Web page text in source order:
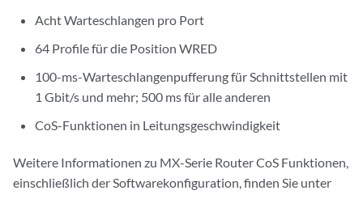
Acht Warteschlangen pro Port
64 Profile für die Position WRED
100-ms-Warteschlangenpufferung für Schnittstellen mit
1 Gbit/s und mehr; 500 ms für alle anderen
CoS-Funktionen in Leitungsgeschwindigkeit
Weitere Informationen zu MX-Serie Router CoS Funktionen,
einschließlich der Softwarekonfiguration, finden Sie unter